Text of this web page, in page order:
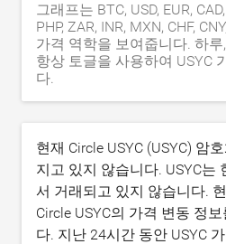
그래프는 BTC, USD, EUR,
PHP, ZAR, INR, MXN, CHF,
가격 역학을 보여줍니다. 하루
항상 토글을 사용하여 USYC
다.
현재 Circle USYC (USYC) 암
지고 있지 않습니다. USYC는
서 거래되고 있지 않습니다.
Circle USYC의 가격 변동 정
다. 지난 24시간 동안 USYC